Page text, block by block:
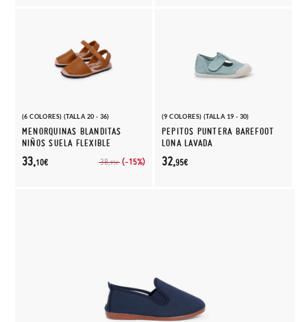
(6 COLORES) (TALLA 20 - 36)
MENORQUINAS BLANDITAS
NIÑOS SUELA FLEXIBLE
38,95€ (-15%)
33,10€
(9 COLORES) (TALLA 19 - 30)
PEPITOS PUNTERA BAREFOOT
LONA LAVADA
32,95€